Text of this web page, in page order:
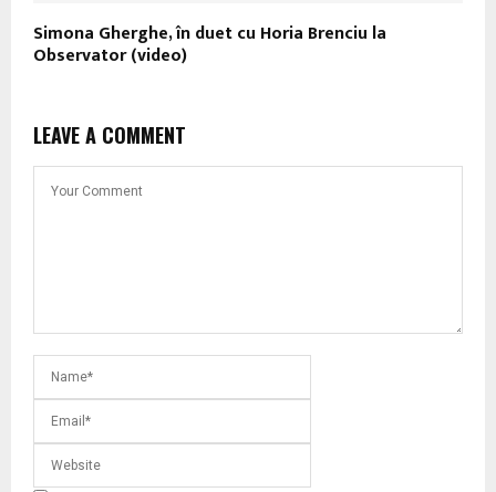
Simona Gherghe, în duet cu Horia Brenciu la
Observator (video)
LEAVE A COMMENT